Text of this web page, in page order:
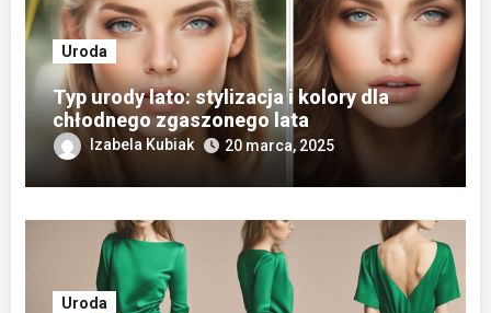
Uroda
Typ urody lato: stylizacja i kolory dla
chłodnego zgaszonego lata
Izabela Kubiak 20 marca, 2025
Uroda